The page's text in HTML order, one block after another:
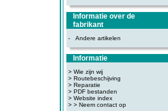
Informatie over de
fabrikant
- Andere artikelen
Informatie
> Wie zijn wij
> Routebeschijving
> Reparatie
> PDF bestanden
> Website index
> > Neem contact op